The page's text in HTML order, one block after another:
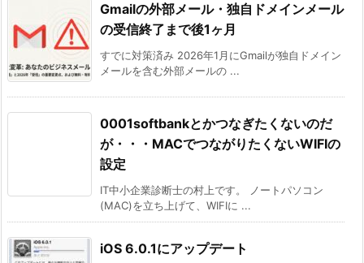
Gmailの外部メール・独自ドメインメール
の受信終了まで後1ヶ月
すでに対策済み 2026年1月にGmailが独自ドメイン
メールを含む外部メールの ...
0001softbankとかつなぎたくないのだ
が・・・MACでつながりたくないWIFIの
設定
IT中小企業診断士の村上です。 ノートパソコン
(MAC)を立ち上げて、WIFIに ...
iOS 6.0.1にアップデート